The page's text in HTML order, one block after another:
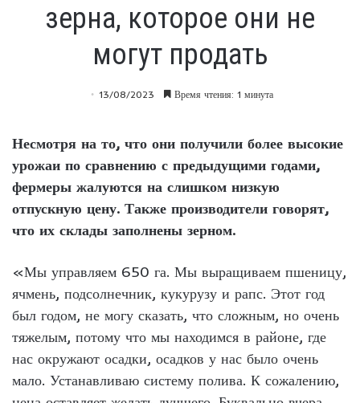
зерна, которое они не
могут продать
13/08/2023 Время чтения: 1 минута
Несмотря на то, что они получили более высокие
урожаи по сравнению с предыдущими годами,
фермеры жалуются на слишком низкую
отпускную цену. Также производители говорят,
что их склады заполнены зерном.
«Мы управляем 650 га. Мы выращиваем пшеницу,
ячмень, подсолнечник, кукурузу и рапс. Этот год
был годом, не могу сказать, что сложным, но очень
тяжелым, потому что мы находимся в районе, где
нас окружают осадки, осадков у нас было очень
мало. Устанавливаю систему полива. К сожалению,